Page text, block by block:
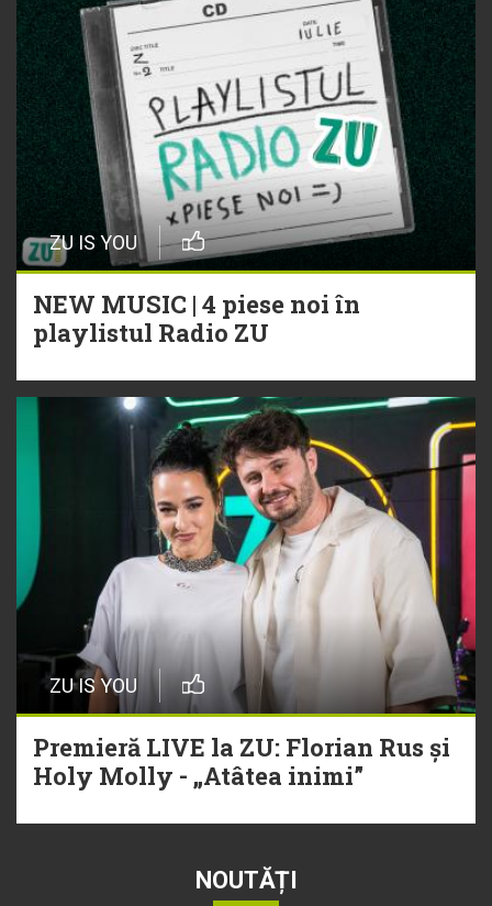
ZU IS YOU
NEW MUSIC | 4 piese noi în
playlistul Radio ZU
ZU IS YOU
Premieră LIVE la ZU: Florian Rus și
Holy Molly - „Atâtea inimi”
NOUTĂȚI